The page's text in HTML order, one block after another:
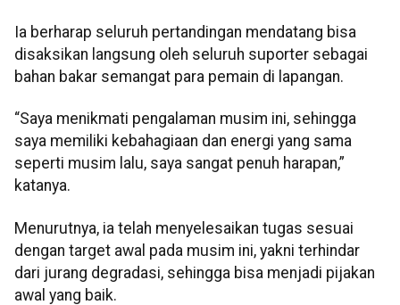
Ia berharap seluruh pertandingan mendatang bisa
disaksikan langsung oleh seluruh suporter sebagai
bahan bakar semangat para pemain di lapangan.
“Saya menikmati pengalaman musim ini, sehingga
saya memiliki kebahagiaan dan energi yang sama
seperti musim lalu, saya sangat penuh harapan,”
katanya.
Menurutnya, ia telah menyelesaikan tugas sesuai
dengan target awal pada musim ini, yakni terhindar
dari jurang degradasi, sehingga bisa menjadi pijakan
awal yang baik.